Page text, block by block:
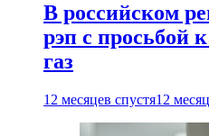
В российском
рэп с просьбой
газ
12 месяцев спустя12